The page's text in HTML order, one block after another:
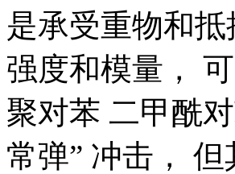
是承受重物和
强度和模量，
聚对苯 二甲酰
常弹” 冲击，